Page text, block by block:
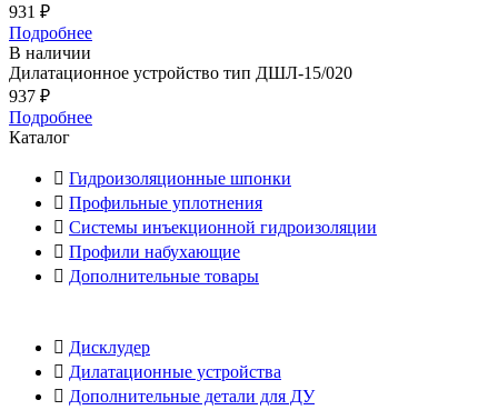
931 ₽
Подробнее
В наличии
Дилатационное устройство тип ДШЛ-15/020
937 ₽
Подробнее
Каталог
Гидроизоляционные шпонки
Профильные уплотнения
Системы инъекционной гидроизоляции
Профили набухающие
Дополнительные товары
Дисклудер
Дилатационные устройства
Дополнительные детали для ДУ